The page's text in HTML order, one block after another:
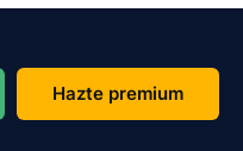
Hazte premium